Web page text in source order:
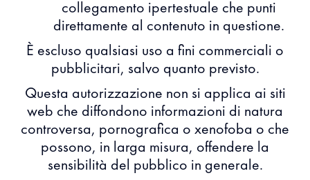
collegamento ipertestuale che punti
direttamente al contenuto in questione.
È escluso qualsiasi uso a fini commerciali o
pubblicitari, salvo quanto previsto.
Questa autorizzazione non si applica ai siti
web che diffondono informazioni di natura
controversa, pornografica o xenofoba o che
possono, in larga misura, offendere la
sensibilità del pubblico in generale.